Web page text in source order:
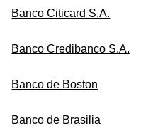
Banco Citicard S.A.
Banco Credibanco S.A.
Banco de Boston
Banco de Brasilia